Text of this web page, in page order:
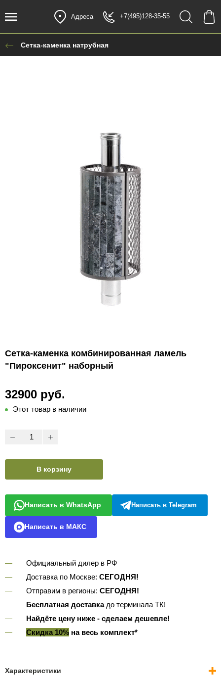
Адреса +7(495)128-35-55
Сетка-каменка натрубная
Сетка-каменка комбинированная ламель
"Пироксенит" наборный
32900 руб.
Этот товар в наличии
В корзину
Написать в WhatsApp Написать в Telegram
Написать в МАКС
Официальный дилер в РФ
Доставка по Москве: СЕГОДНЯ!
Отправим в регионы: СЕГОДНЯ!
Бесплатная доставкадо терминала ТК!
Найдёте цену ниже - сделаем дешевле!
Скидка 10%на весь комплект*
Характеристики